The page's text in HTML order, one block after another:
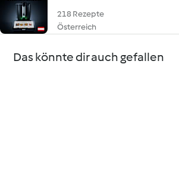
218 Rezepte
Österreich
Das könnte dir auch gefallen